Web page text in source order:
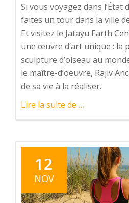
Si vous voyagez dans l’État
faites un tour dans la ville
Et visitez le Jatayu Earth
une œuvre d’art unique : la
sculpture d’oiseau au
le maître-d’oeuvre, Rajiv
de sa vie à la réaliser.
Lire la suite de à
sculpture
d’oiseau
qui
soit
…
12
NOV